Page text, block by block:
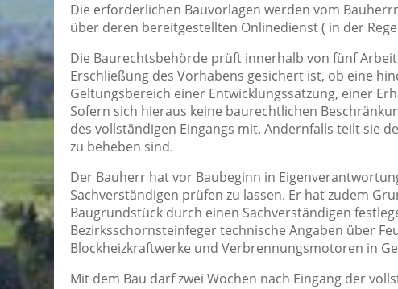
Die erforderlichen Bauvorlagen werden vom
über deren bereitgestellten Onlinedienst ( in der
Die Baurechtsbehörde prüft innerhalb von fünf
Erschließung des Vorhabens gesichert ist, ob eine
Geltungsbereich einer Entwicklungssatzung, einer
Sofern sich hieraus keine baurechtlichen
des vollständigen Eingangs mit. Andernfalls teilt sie
zu beheben sind.
Der Bauherr hat vor Baubeginn in
Sachverständigen prüfen zu lassen. Er hat zudem
Baugrundstück durch einen Sachverständigen
Bezirksschornsteinfeger technische Angaben über
Blockheizkraftwerke und Verbrennungsmotoren in
Mit dem Bau darf zwei Wochen nach Eingang der